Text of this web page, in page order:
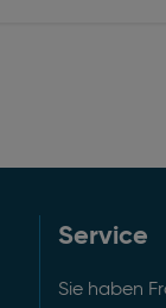
Service
Sie haben